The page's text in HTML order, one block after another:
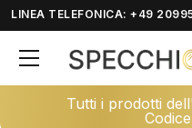
LINEA TELEFONICA: +49
Tutti i prodotti